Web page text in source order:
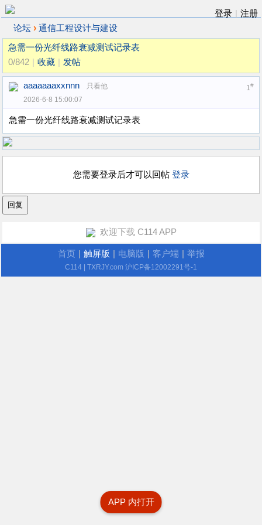
登录
注册
论坛 › 通信工程设计与建设
急需一份光纤线路衰减测试记录表
0/842
收藏 发帖
1#
aaaaaaaxxnnn
只看他
2026-6-8 15:00:07
急需一份光纤线路衰减测试记录表
您需要登录后才可以回帖 登录
APP 内打开
欢迎下载 C114 APP
首页 触屏版 电脑版 客户端 举报
C114 | TXRJY.com 沪ICP备12002291号-1